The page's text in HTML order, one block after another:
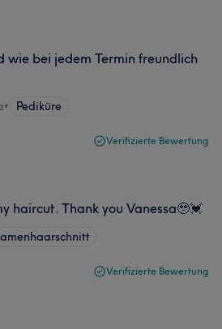
wie bei jedem Termin freundlich
• Pediküre
Verifizierte Bewertung
haircut. Thank you Vanessa🥹💓
Verifizierte Bewertung